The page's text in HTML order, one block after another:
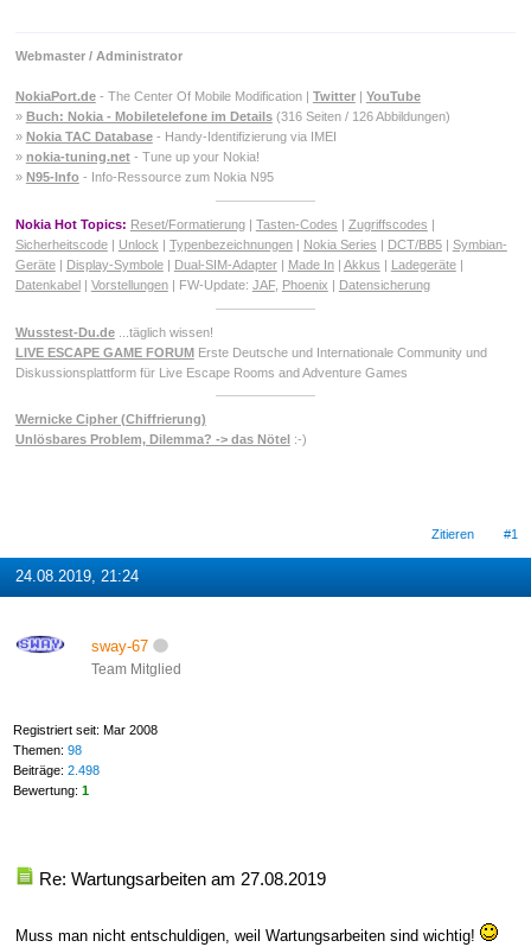
Webmaster / Administrator
NokiaPort.de- The Center Of Mobile Modification | Twitter| YouTube
» Buch: Nokia - Mobiletelefone im Details(316 Seiten / 126 Abbildungen)
» Nokia TAC Database- Handy-Identifizierung via IMEI
» nokia-tuning.net- Tune up your Nokia!
» N95-Info - Info-Ressource zum Nokia N95
Nokia Hot Topics: Reset/Formatierung| Tasten-Codes | Zugriffscodes |
Sicherheitscode| Unlock | Typenbezeichnungen| Nokia Series | DCT/BB5| Symbian-
Geräte| Display-Symbole| Dual-SIM-Adapter| Made In| Akkus | Ladegeräte|
Datenkabel| Vorstellungen| FW-Update: JAF, Phoenix | Datensicherung
Wusstest-Du.de...täglich wissen!
LIVE ESCAPE GAME FORUMErste Deutsche und Internationale Community und
Diskussionsplattform für Live Escape Rooms and Adventure Games
Wernicke Cipher (Chiffrierung)
Unlösbares Problem, Dilemma? -> das Nötel :-)
Zitieren #1
24.08.2019, 21:24
sway-67
Team Mitglied
Registriert seit: Mar 2008
Themen: 98
Beiträge: 2.498
Bewertung: 1
Re: Wartungsarbeiten am 27.08.2019
Muss man nicht entschuldigen, weil Wartungsarbeiten sind wichtig!